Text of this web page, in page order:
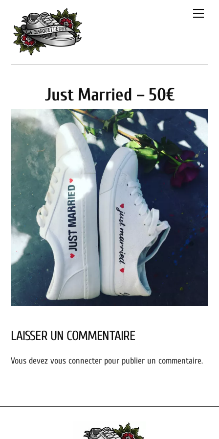
content
Just Married – 50€
LAISSER UN COMMENTAIRE
Vous devezvous connecter pour publier un commentaire.
Back